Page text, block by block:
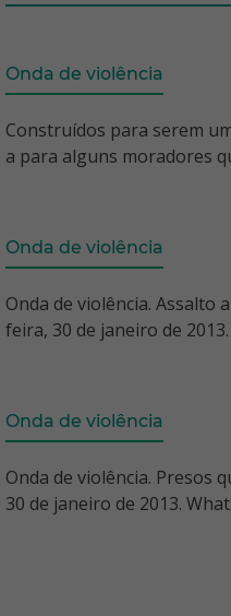
Onda de violência
Construídos para serem
a para alguns moradores
Onda de violência
Onda de violência. Assalto
feira, 30 de janeiro de
Onda de violência
Onda de violência. Presos
30 de janeiro de 2013.